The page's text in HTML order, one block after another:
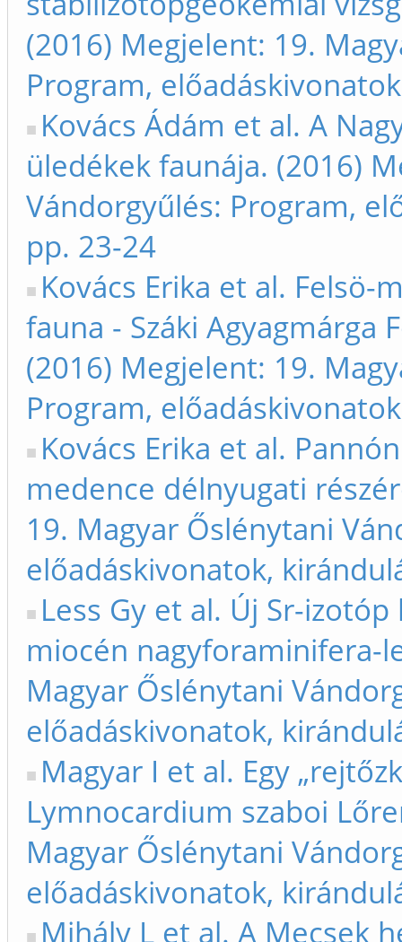
(2016) Megjelent: 19.
Program,
Kovács Ádám et al. A
üledékek faunája. (2016)
Vándorgyűlés: Program,
pp. 23-24
Kovács Erika et al. Felsö-
fauna - Száki Agyagmárga
(2016) Megjelent: 19.
Program,
Kovács Erika et al.
medence délnyugati
19. Magyar Őslénytani
előadáskivonatok,
Less Gy et al. Új Sr-
miocén nagyforaminifera-
Magyar Őslénytani
előadáskivonatok,
Magyar I et al. Egy
Lymnocardium szaboi
Magyar Őslénytani
előadáskivonatok,
Mihály L et al. A Mecsek